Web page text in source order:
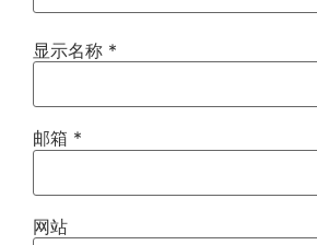
显示名称 *
邮箱 *
网站